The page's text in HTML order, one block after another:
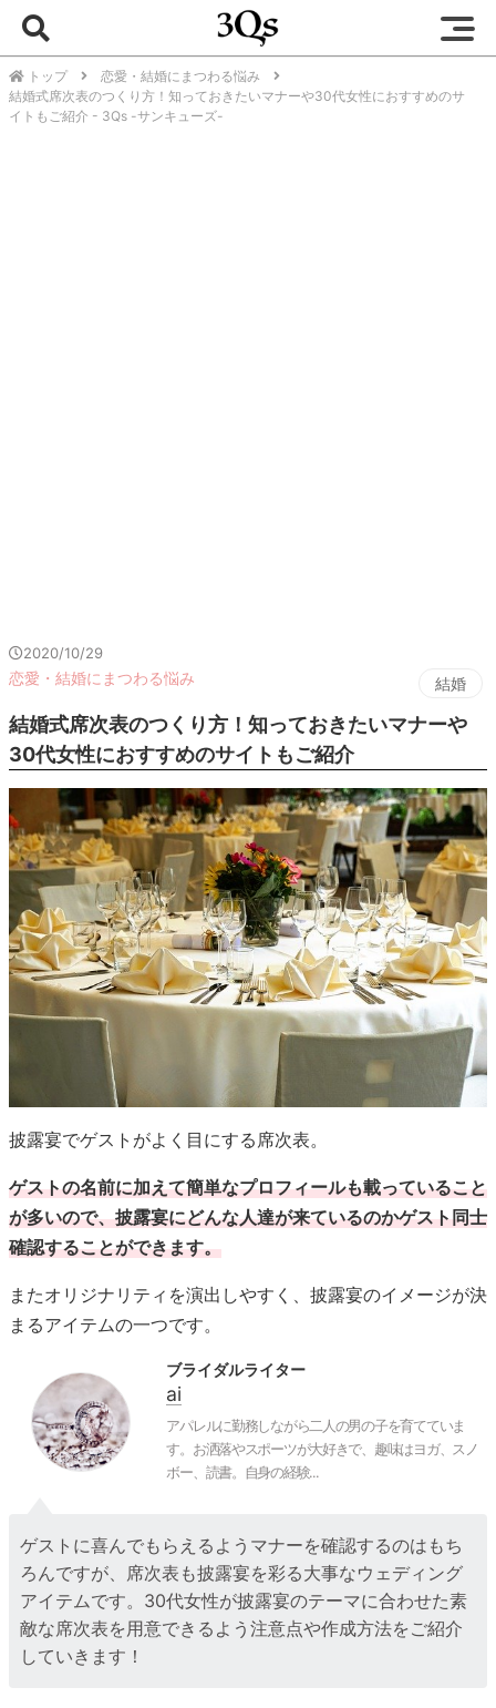
トップ
恋愛・結婚にまつわる悩み
結婚式席次表のつくり方！知っておきたいマナーや30代女性におすすめのサ
イトもご紹介 - 3Qs -サンキューズ-
2020/10/29
恋愛・結婚にまつわる悩み 結婚
結婚式席次表のつくり方！知っておきたいマナーや
30代女性におすすめのサイトもご紹介
披露宴でゲストがよく目にする席次表。
ゲストの名前に加えて簡単なプロフィールも載っていること
が多いので、披露宴にどんな人達が来ているのかゲスト同士
確認することができます。
またオリジナリティを演出しやすく、披露宴のイメージが決
まるアイテムの一つです。
ブライダルライター
ai
アパレルに勤務しながら二人の男の子を育てていま
す。お洒落やスポーツが大好きで、趣味はヨガ、スノ
ボー、読書。自身の経験...
ゲストに喜んでもらえるようマナーを確認するのはもち
ろんですが、席次表も披露宴を彩る大事なウェディング
アイテムです。30代女性が披露宴のテーマに合わせた素
敵な席次表を用意できるよう注意点や作成方法をご紹介
していきます！